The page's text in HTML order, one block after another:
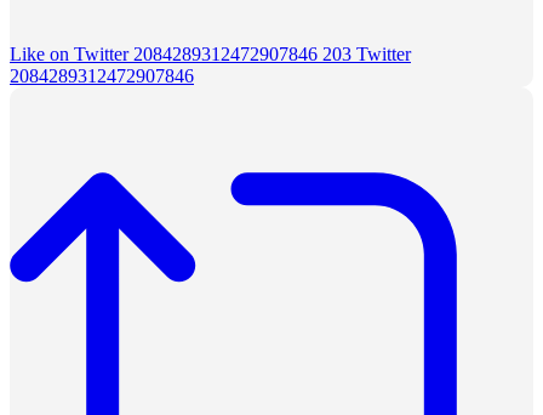
Like on Twitter 2084289312472907846 203 Twitter
2084289312472907846